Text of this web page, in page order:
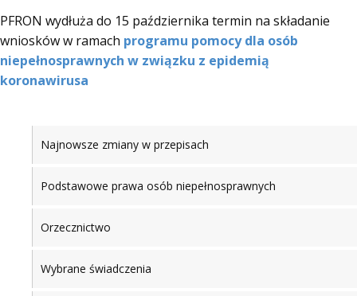
PFRON wydłuża do 15 października termin na składanie
wniosków w ramach programu pomocy dla osób
niepełnosprawnych w związku z epidemią
koronawirusa
Najnowsze zmiany w przepisach
Podstawowe prawa osób niepełnosprawnych
Orzecznictwo
Wybrane świadczenia